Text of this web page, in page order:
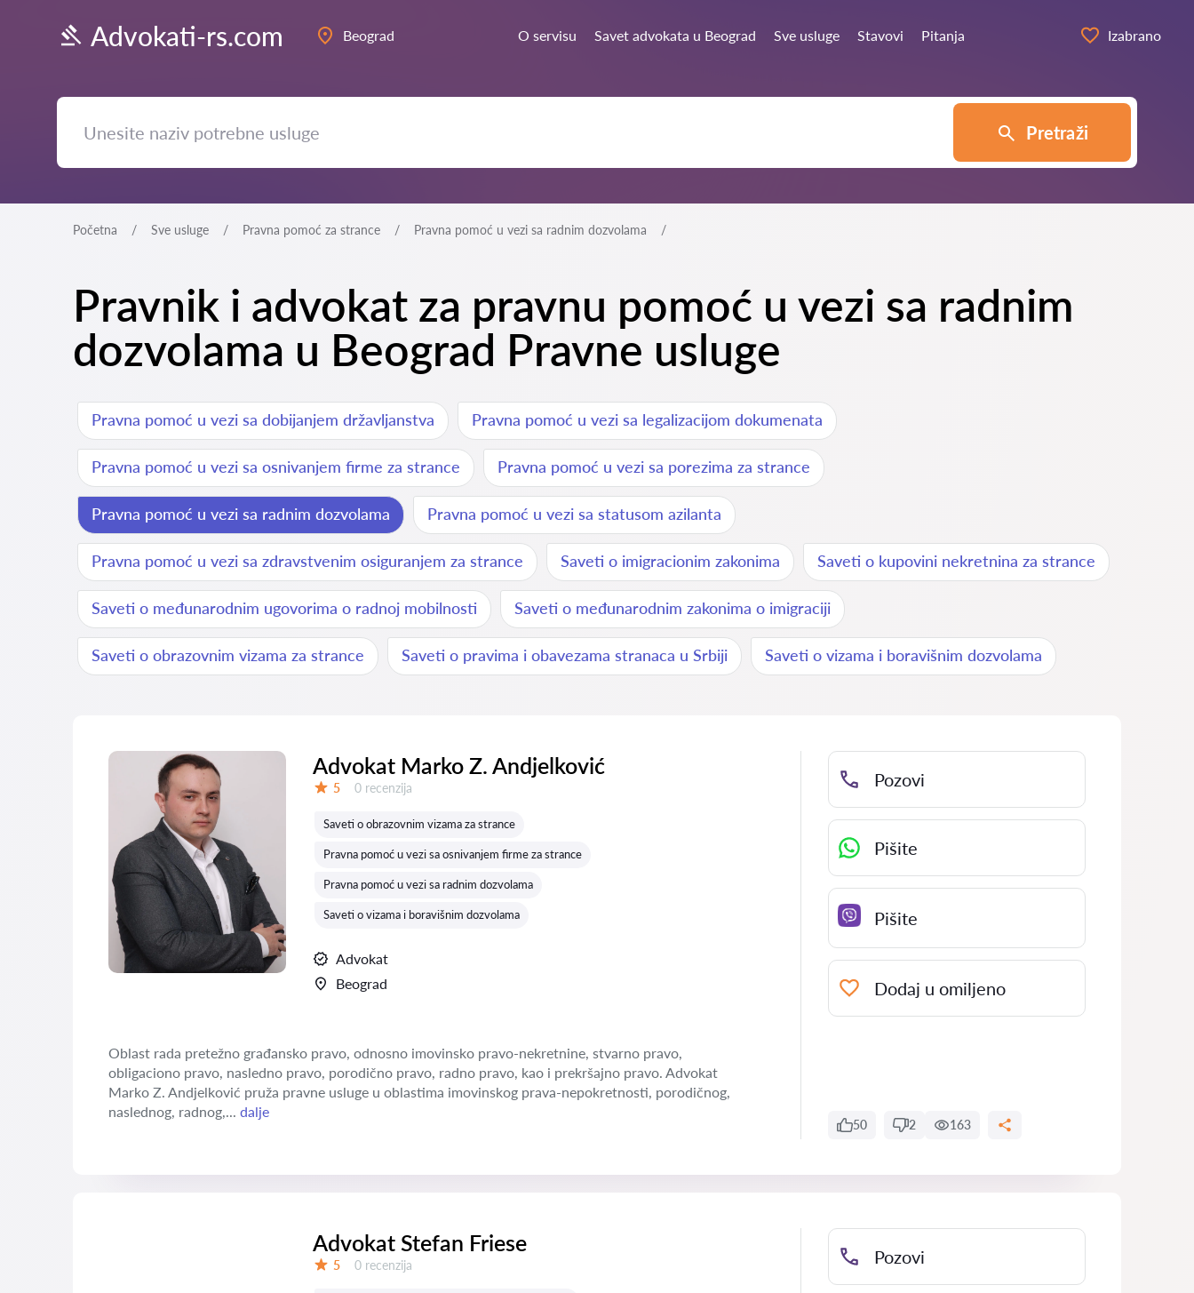
Advokati-rs.com Beograd O servisu Savet advokata u Beograd Sve usluge Stavovi Pitanja Izabrano
Pretraži
Početna Sve usluge Pravna pomoć za strance Pravna pomoć u vezi sa radnim dozvolama
Pravnik i advokat za pravnu pomoć u vezi sa radnim
dozvolama u Beograd Pravne usluge
Pravna pomoć u vezi sa dobijanjem državljanstva Pravna pomoć u vezi sa legalizacijom dokumenata
Pravna pomoć u vezi sa osnivanjem firme za strance Pravna pomoć u vezi sa porezima za strance
Pravna pomoć u vezi sa radnim dozvolama Pravna pomoć u vezi sa statusom azilanta
Pravna pomoć u vezi sa zdravstvenim osiguranjem za strance Saveti o imigracionim zakonima Saveti o kupovini nekretnina za strance
Saveti o međunarodnim ugovorima o radnoj mobilnosti Saveti o međunarodnim zakonima o imigraciji
Saveti o obrazovnim vizama za strance Saveti o pravima i obavezama stranaca u Srbiji Saveti o vizama i boravišnim dozvolama
Advokat Marko Z. Andjelković
5 Recenzija:
0 recenzija
Saveti o obrazovnim vizama za strance
Pravna pomoć u vezi sa osnivanjem firme za strance
Pravna pomoć u vezi sa radnim dozvolama
Saveti o vizama i boravišnim dozvolama
Advokat
Beograd
Oblast rada pretežno građansko pravo, odnosno imovinsko pravo-nekretnine, stvarno pravo,
obligaciono pravo, nasledno pravo, porodično pravo, radno pravo, kao i prekršajno pravo. Advokat
Marko Z. Andjelković pruža pravne usluge u oblastima imovinskog prava-nepokretnosti, porodičnog,
naslednog, radnog,... dalje
Pozovi
Pišite
Pišite
Dodaj u omiljeno
50 2 163
Advokat Stefan Friese
5 Recenzija:
0 recenzija Pozovi